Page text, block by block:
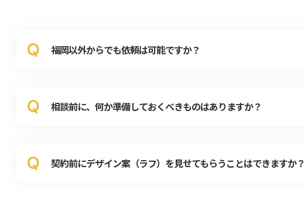
Q 福岡以外からでも依頼は可能ですか？
Q 相談前に、何か準備しておくべきものはありますか？
Q 契約前にデザイン案（ラフ）を見せてもらうことはできますか？